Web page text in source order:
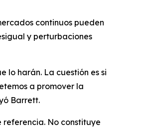
continuos pueden
y perturbaciones
lo harán. La cuestión es si
a promover la
Barrett.
referencia. No constituye